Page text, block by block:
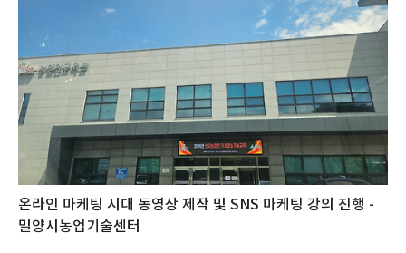
온라인 마케팅 시대 동영상 제작 및 SNS 마케팅 강의 진행 -
밀양시농업기술센터